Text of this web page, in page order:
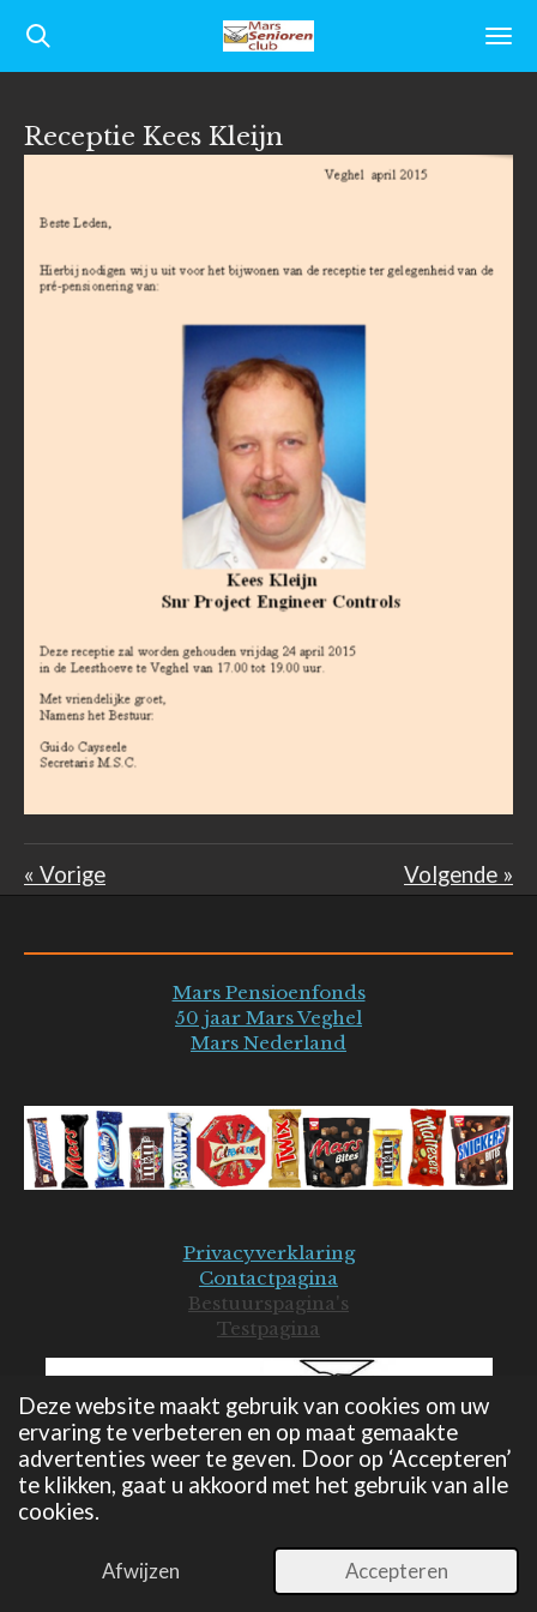
Deze website maakt gebruik van cookies om uw
ervaring te verbeteren en op maat gemaakte
advertenties weer te geven. Door op ‘Accepteren’
te klikken, gaat u akkoord met het gebruik van alle
cookies.
Afwijzen Accepteren
Ga
direct
de
Receptie Kees Kleijn
« Vorige Volgende »
Mars Pensioenfonds
50 jaar Mars Veghel
Mars Nederland
Privacyverklaring
Contactpagina
Bestuurspagina's
Testpagina
© 2019-2026 Mars Seniorenclub - JB